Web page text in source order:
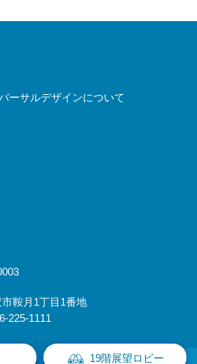
ーサルデザインについて
鞍月1丁目1番地
225-1111
19階展望ロビー